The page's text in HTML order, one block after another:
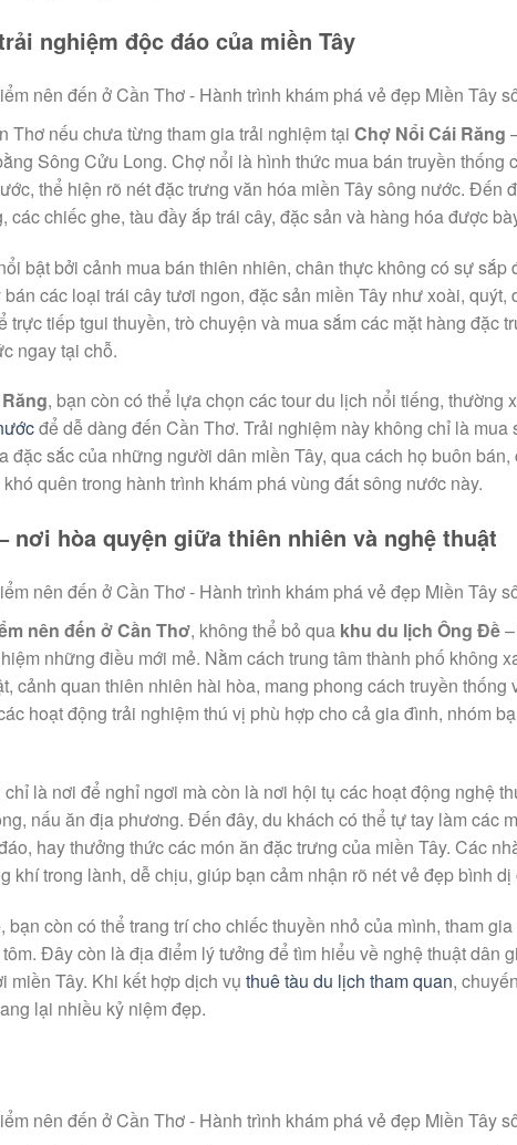
nghiệm độc đáo của miền Tây
Thơ nếu chưa từng tham gia trải nghiệm tại Chợ Nổi Cái Răng
Sông Cửu Long. Chợ nổi là hình thức mua bán truyền thống
thể hiện rõ nét đặc trưng văn hóa miền Tây sông nước. Đến
các chiếc ghe, tàu đầy ắp trái cây, đặc sản và hàng hóa được
bật bởi cảnh mua bán thiên nhiên, chân thực không có sự sắp
các loại trái cây tươi ngon, đặc sản miền Tây như xoài, quýt,
trực tiếp tgui thuyền, trò chuyện và mua sắm các mặt hàng đặc
ngay tại chỗ.
, bạn còn có thể lựa chọn các tour du lịch nổi tiếng, thường
để dễ dàng đến Cần Thơ. Trải nghiệm này không chỉ là mua
đặc sắc của những người dân miền Tây, qua cách họ buôn
quên trong hành trình khám phá vùng đất sông nước này.
nơi hòa quyện giữa thiên nhiên và nghệ thuật
nên đến ở Cần Thơ, không thể bỏ qua khu du lịch Ông Đề
những điều mới mẻ. Nằm cách trung tâm thành phố không
cảnh quan thiên nhiên hài hòa, mang phong cách truyền thống
hoạt động trải nghiệm thú vị phù hợp cho cả gia đình, nhóm
chỉ là nơi để nghỉ ngơi mà còn là nơi hội tụ các hoạt động nghệ
nấu ăn địa phương. Đến đây, du khách có thể tự tay làm các
hay thưởng thức các món ăn đặc trưng của miền Tây. Các
khí trong lành, dễ chịu, giúp bạn cảm nhận rõ nét vẻ đẹp bình
, bạn còn có thể trang trí cho chiếc thuyền nhỏ của mình, tham
Đây còn là địa điểm lý tưởng để tìm hiểu về nghệ thuật dân
miền Tây. Khi kết hợp dịch vụ thuê tàu du lịch tham quan,
lại nhiều kỷ niệm đẹp.